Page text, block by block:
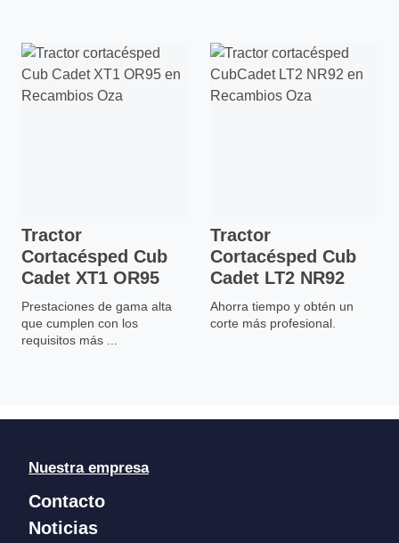
Tractor
Cortacésped Cub
Cadet XT1 OR95
Prestaciones de gama alta
que cumplen con los
requisitos más ...
Tractor
Cortacésped Cub
Cadet LT2 NR92
Ahorra tiempo y obtén un
corte más profesional.
Nuestra empresa
Contacto
Noticias